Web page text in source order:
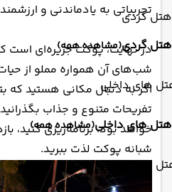
هتل گردی
هتل گردی(مشاهده همه)
های داخلی
هتل های داخلی(مشاهده همه)
های مشهد
تجربیاتی به یادماندنی و
در نهایت، پوکت جزیره‌ای است
شب‌های آن همواره مملو از
اگر به دنبال مکانی هستید که
تفریحات متنوع و جذاب
خواهد بود. برنامه‌ریزی کنید،
شبانه پوکت لذت ببرید.